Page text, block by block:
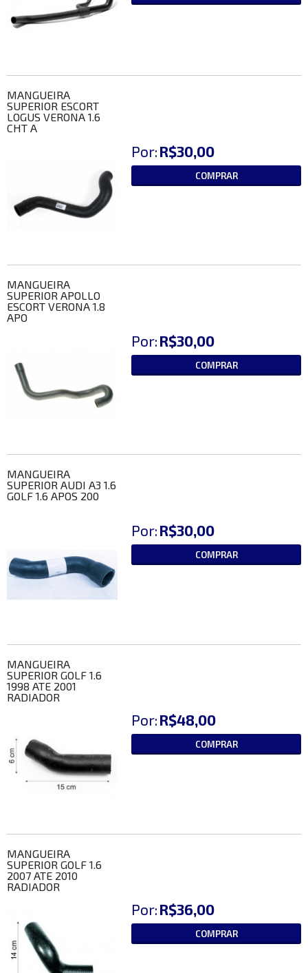
MANGUEIRA
SUPERIOR ESCORT
LOGUS VERONA 1.6
CHT A
Por: R$30,00
COMPRAR
MANGUEIRA
SUPERIOR APOLLO
ESCORT VERONA 1.8
APO
Por: R$30,00
COMPRAR
MANGUEIRA
SUPERIOR AUDI A3 1.6
GOLF 1.6 APOS 200
Por: R$30,00
COMPRAR
MANGUEIRA
SUPERIOR GOLF 1.6
1998 ATE 2001
RADIADOR
Por: R$48,00
COMPRAR
MANGUEIRA
SUPERIOR GOLF 1.6
2007 ATE 2010
RADIADOR
Por: R$36,00
COMPRAR